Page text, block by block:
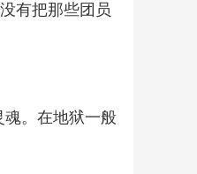
有把那些团员
。在地狱一般